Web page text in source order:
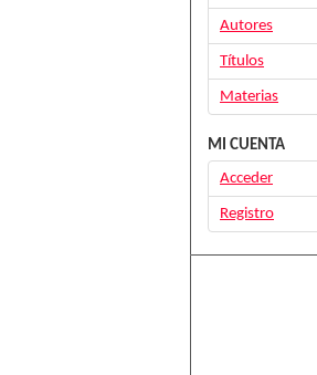
Autores
Títulos
Materias
MI CUENTA
Acceder
Registro